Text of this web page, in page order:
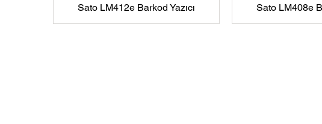
Sato LM412e Barkod Yazıcı Sato LM408e